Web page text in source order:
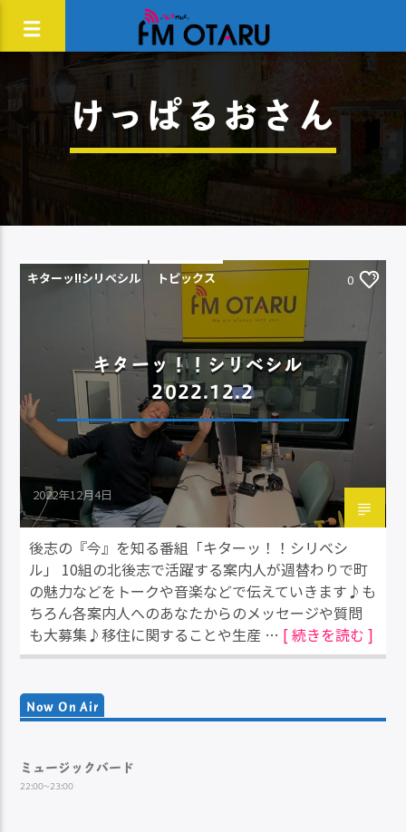
けっぱるおさん
キターッ!!シリベシル トピックス 0
キターッ！！シリベシル
2022.12.2
2022年12月4日
後志の『今』を知る番組「キターッ！！シリベシ
ル」 10組の北後志で活躍する案内人が週替わりで町
の魅力などをトークや音楽などで伝えていきます♪も
ちろん各案内人へのあなたからのメッセージや質問
も大募集♪移住に関することや生産 … [ 続きを読む ]
Now On Air
ミュージックバード
22:00~23:00